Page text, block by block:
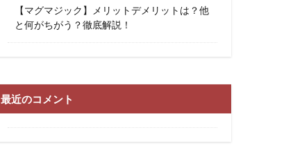
【マグマジック】メリットデメリットは？他
と何がちがう？徹底解説！
最近のコメント